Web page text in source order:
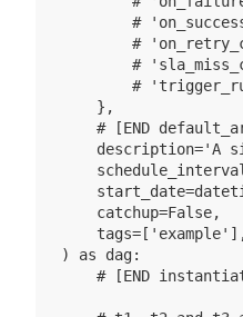
#
#
#
#
    },
# [END
description='A
    catchup=False,
) as dag:
# [END